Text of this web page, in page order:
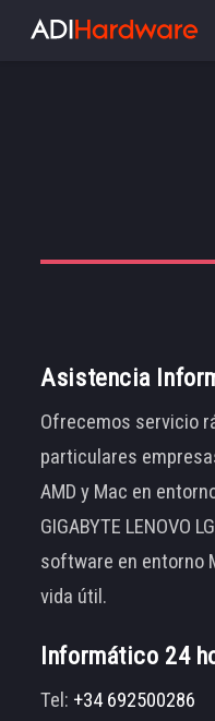
Asistencia
Ofrecemos servicio
particulares
AMD y Mac en
GIGABYTE LENOVO
software en entorno
vida útil.
Informático 24
Tel: +34 692500286